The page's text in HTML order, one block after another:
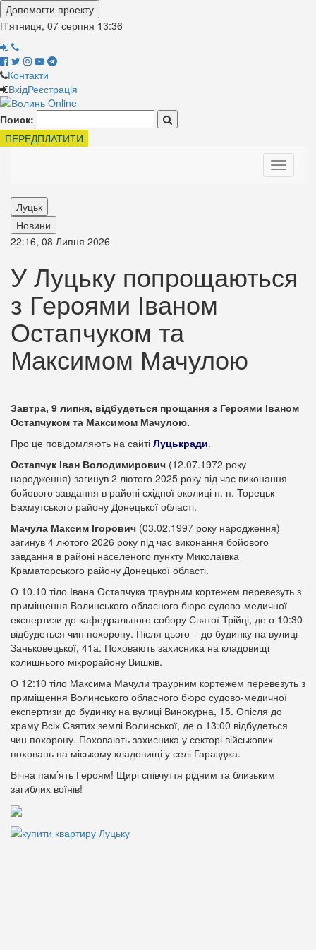
Допомогти проекту
П'ятниця, 07 серпня 13:36
Контакти
ВхідРеєстрація
Поиск:
ПЕРЕДПЛАТИТИ
Toggle
Луцьк
Новини
22:16, 08 Липня 2026
У Луцьку попрощаються
з Героями Іваном
Остапчуком та
Максимом Мачулою
Завтра, 9 липня, відбудеться прощання з Героями Іваном
Остапчуком та Максимом Мачулою.
Про це повідомляють на сайті Луцькради.
Остапчук Іван Володимирович (12.07.1972 року
народження) загинув 2 лютого 2025 року під час виконання
бойового завдання в районі східної околиці н. п. Торецьк
Бахмутського району Донецької області.
Мачула Максим Ігорович (03.02.1997 року народження)
загинув 4 лютого 2026 року під час виконання бойового
завдання в районі населеного пункту Миколаївка
Краматорського району Донецької області.
О 10.10 тіло Івана Остапчука траурним кортежем перевезуть з
приміщення Волинського обласного бюро судово-медичної
експертизи до кафедрального собору Святої Трійці, де о 10:30
відбудеться чин похорону. Після цього – до будинку на вулиці
Заньковецької, 41а. Поховають захисника на кладовищі
колишнього мікрорайону Вишків.
О 12:10 тіло Максима Мачули траурним кортежем перевезуть з
приміщення Волинського обласного бюро судово-медичної
експертизи до будинку на вулиці Винокурна, 15. Опісля до
храму Всіх Святих землі Волинської, де о 13:00 відбудеться
чин похорону. Поховають захисника у секторі військових
поховань на міському кладовищі у селі Гаразджа.
Вічна пам’ять Героям! Щирі співчуття рідним та близьким
загиблих воїнів!